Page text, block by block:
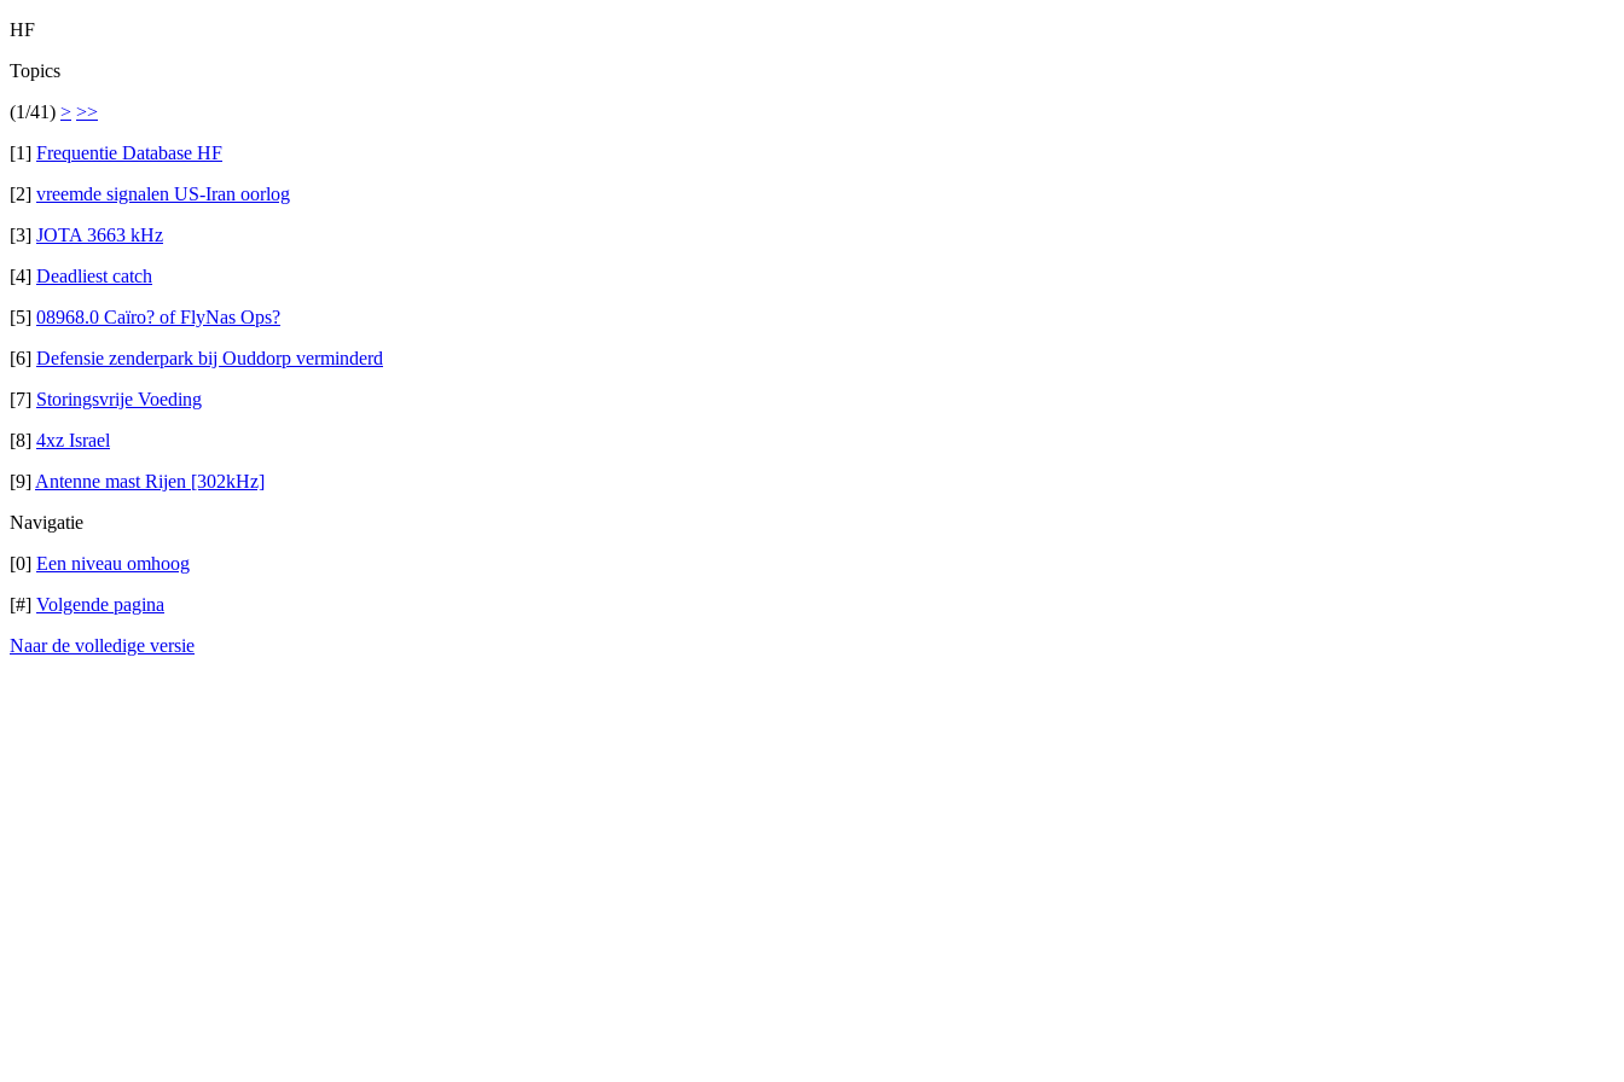
HF
Topics
(1/41) > >>
[1] Frequentie Database HF
[2] vreemde signalen US-Iran oorlog
[3] JOTA 3663 kHz
[4] Deadliest catch
[5] 08968.0 Caïro? of FlyNas Ops?
[6] Defensie zenderpark bij Ouddorp verminderd
[7] Storingsvrije Voeding
[8] 4xz Israel
[9] Antenne mast Rijen [302kHz]
Navigatie
[0] Een niveau omhoog
[#] Volgende pagina
Naar de volledige versie